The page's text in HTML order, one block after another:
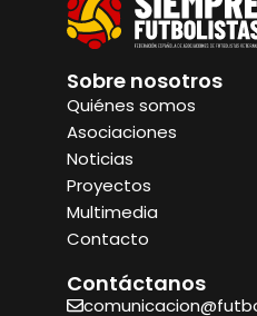
Sobre nosotros
Quiénes somos
Asociaciones
Noticias
Proyectos
Multimedia
Contacto
Contáctanos